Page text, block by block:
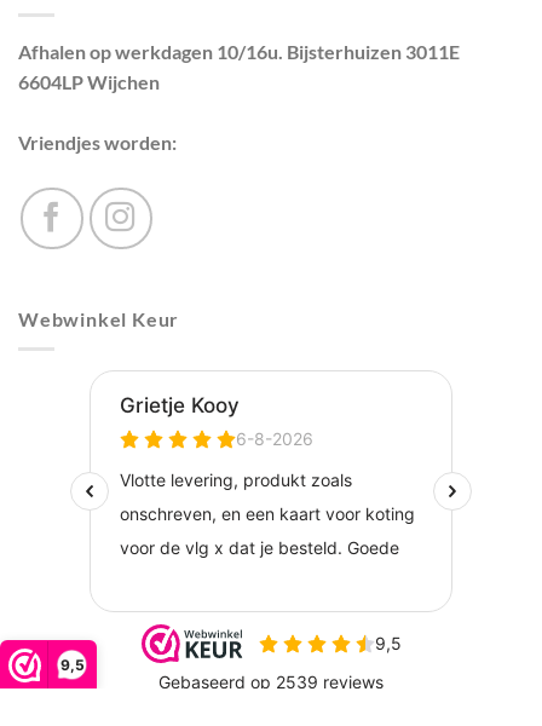
9,5
Afhalen op werkdagen 10/16u. Bijsterhuizen 3011E
6604LP Wijchen
Vriendjes worden:
Webwinkel Keur